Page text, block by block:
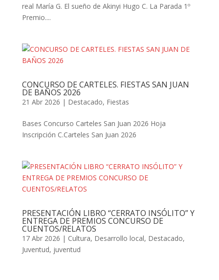
real María G. El sueño de Akinyi Hugo C. La Parada 1º
Premio....
CONCURSO DE CARTELES. FIESTAS SAN JUAN
DE BAÑOS 2026
21 Abr 2026 | Destacado, Fiestas
Bases Concurso Carteles San Juan 2026 Hoja
Inscripción C.Carteles San Juan 2026
PRESENTACIÓN LIBRO “CERRATO INSÓLITO” Y
ENTREGA DE PREMIOS CONCURSO DE
CUENTOS/RELATOS
17 Abr 2026 | Cultura, Desarrollo local, Destacado,
Juventud, juventud